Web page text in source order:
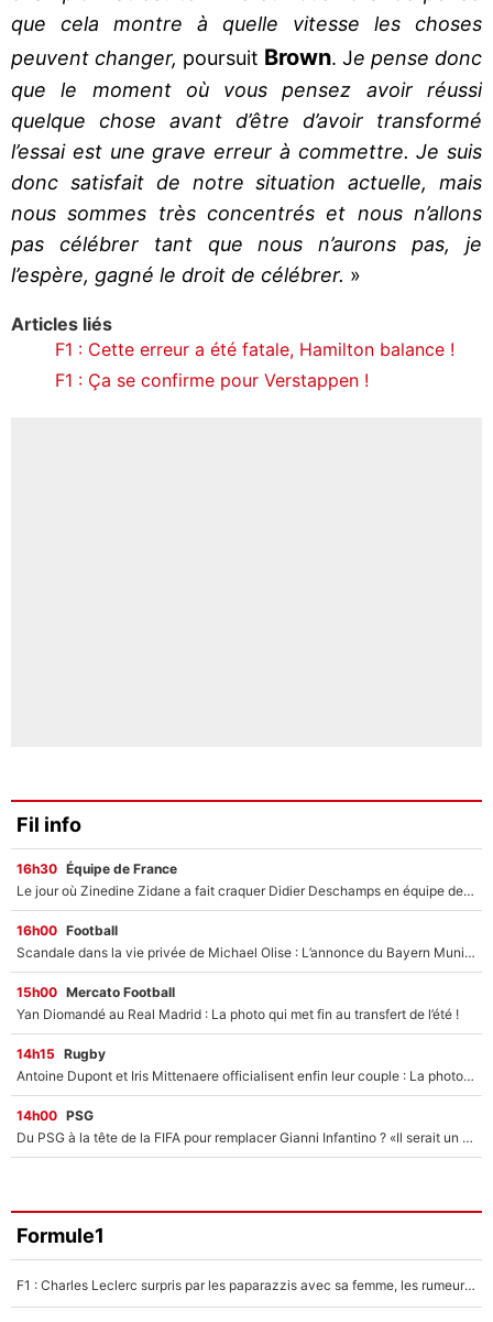
que cela montre à quelle vitesse les choses
peuvent changer, poursuit Brown. Je pense donc
que le moment où vous pensez avoir réussi
quelque chose avant d’être d’avoir transformé
l’essai est une grave erreur à commettre. Je suis
donc satisfait de notre situation actuelle, mais
nous sommes très concentrés et nous n’allons
pas célébrer tant que nous n’aurons pas, je
l’espère, gagné le droit de célébrer. »
Articles liés
F1 : Cette erreur a été fatale, Hamilton balance !
F1 : Ça se confirme pour Verstappen !
Fil info
16h30 Équipe de France
Le jour où Zinedine Zidane a fait craquer Didier Deschamps en équipe de France : «Je m’en suis voulu», l’ancien sélectionneur a regretté son geste !
16h00 Football
Scandale dans la vie privée de Michael Olise : L’annonce du Bayern Munich sur son enfant caché
15h00 Mercato Football
Yan Diomandé au Real Madrid : La photo qui met fin au transfert de l’été !
14h15 Rugby
Antoine Dupont et Iris Mittenaere officialisent enfin leur couple : La photo qui enflamme les réseaux sociaux
14h00 PSG
Du PSG à la tête de la FIFA pour remplacer Gianni Infantino ? «Il serait un mauvais président», le patron de la Liga s'attaque à Nasser Al-Khelaïfi !
Formule1
F1 : Charles Leclerc surpris par les paparazzis avec sa femme, les rumeurs étaient vraies !